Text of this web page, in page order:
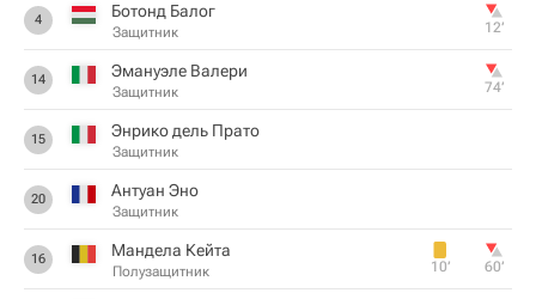
4 Ботонд Балог
Защитник 12‎’‎
14 Эмануэле Валери
Защитник 74‎’‎
15 Энрико дель Прато
Защитник
20 Антуан Эно
Защитник
16 Мандела Кейта
Полузащитник 10‎’‎ 60‎’‎